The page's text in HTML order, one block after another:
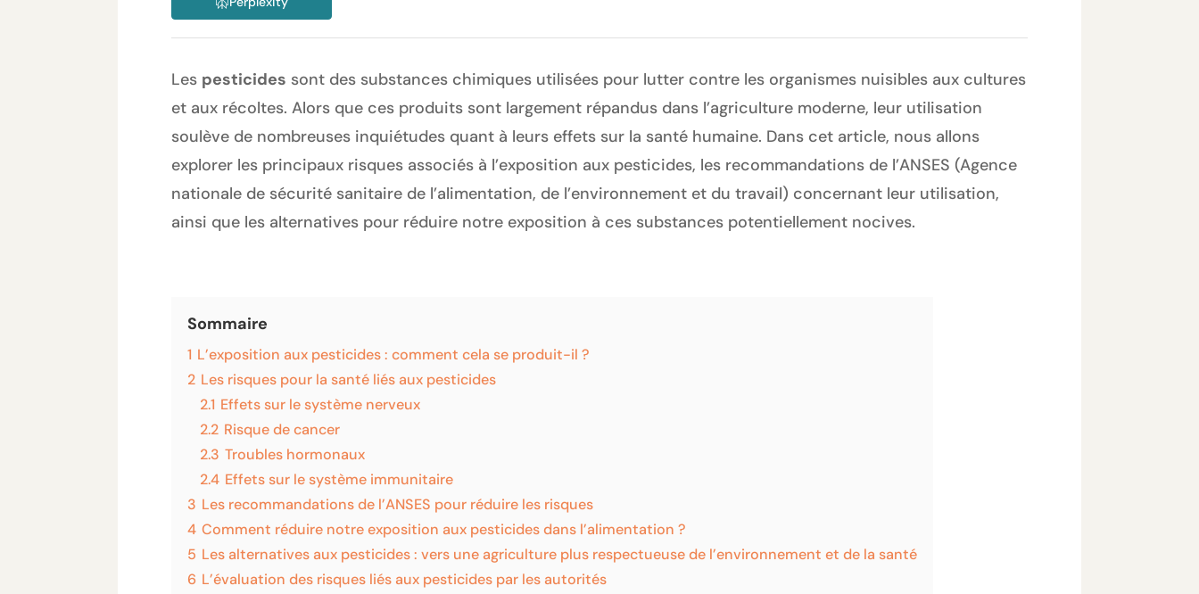
Les pesticides sont des substances chimiques utilisées pour lutter contre les organismes nuisibles aux cultures
et aux récoltes. Alors que ces produits sont largement répandus dans l’agriculture moderne, leur utilisation
soulève de nombreuses inquiétudes quant à leurs effets sur la santé humaine. Dans cet article, nous allons
explorer les principaux risques associés à l’exposition aux pesticides, les recommandations de l’ANSES (Agence
nationale de sécurité sanitaire de l’alimentation, de l’environnement et du travail) concernant leur utilisation,
ainsi que les alternatives pour réduire notre exposition à ces substances potentiellement nocives.
Sommaire
1 L’exposition aux pesticides : comment cela se produit-il ?
2 Les risques pour la santé liés aux pesticides
2.1 Effets sur le système nerveux
2.2 Risque de cancer
2.3 Troubles hormonaux
2.4 Effets sur le système immunitaire
3 Les recommandations de l’ANSES pour réduire les risques
4 Comment réduire notre exposition aux pesticides dans l’alimentation ?
5 Les alternatives aux pesticides : vers une agriculture plus respectueuse de l’environnement et de la santé
6 L’évaluation des risques liés aux pesticides par les autorités